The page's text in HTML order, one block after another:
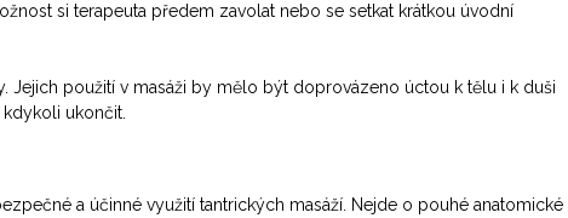
si terapeuta předem zavolat nebo se setkat krátkou úvodní
Jejich použití v masáži by mělo být doprovázeno úctou k tělu i k duši
ukončit.
a účinné využití tantrických masáží. Nejde o pouhé anatomické